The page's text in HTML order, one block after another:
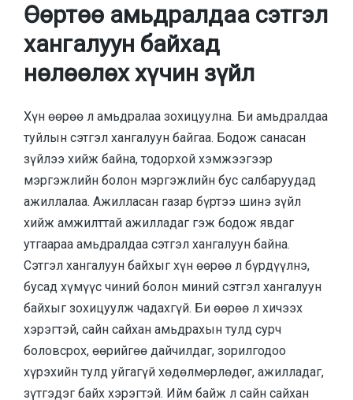
Өөртөө амьдралдаа сэтгэл
хангалуун байхад
нөлөөлөх хүчин зүйл
Хүн өөрөө л амьдралаа зохицуулна. Би амьдралдаа
туйлын сэтгэл хангалуун байгаа. Бодож санасан
зүйлээ хийж байна, тодорхой хэмжээгээр
мэргэжлийн болон мэргэжлийн бус салбаруудад
ажиллалаа. Ажилласан газар бүртээ шинэ зүйл
хийж амжилттай ажилладаг гэж бодож явдаг
утгаараа амьдралдаа сэтгэл хангалуун байна.
Сэтгэл хангалуун байхыг хүн өөрөө л бүрдүүлнэ,
бусад хүмүүс чиний болон миний сэтгэл хангалуун
байхыг зохицуулж чадахгүй. Би өөрөө л хичээх
хэрэгтэй, сайн сайхан амьдрахын тулд сурч
боловсрох, өөрийгөө дайчилдаг, зорилгодоо
хүрэхийн тулд уйгагүй хөдөлмөрлөдөг, ажилладаг,
зүтгэдэг байх хэрэгтэй. Ийм байж л сайн сайхан